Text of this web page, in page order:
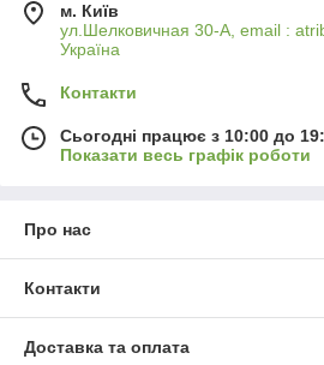
м. Київ
ул.Шелковичная 30-А, email :
Україна
Контакти
Сьогодні працює з 10:00 до
Показати весь графік роботи
Про нас
Контакти
Доставка та оплата